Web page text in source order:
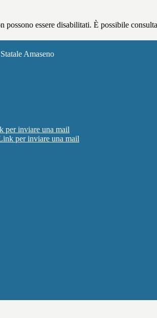
possono essere disabilitati. È possibile
Amaseno
per inviare una mail
per inviare una mail